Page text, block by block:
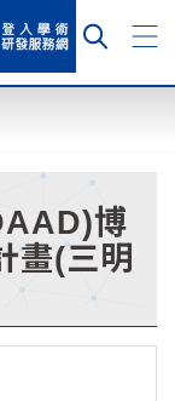
博
畫(三明